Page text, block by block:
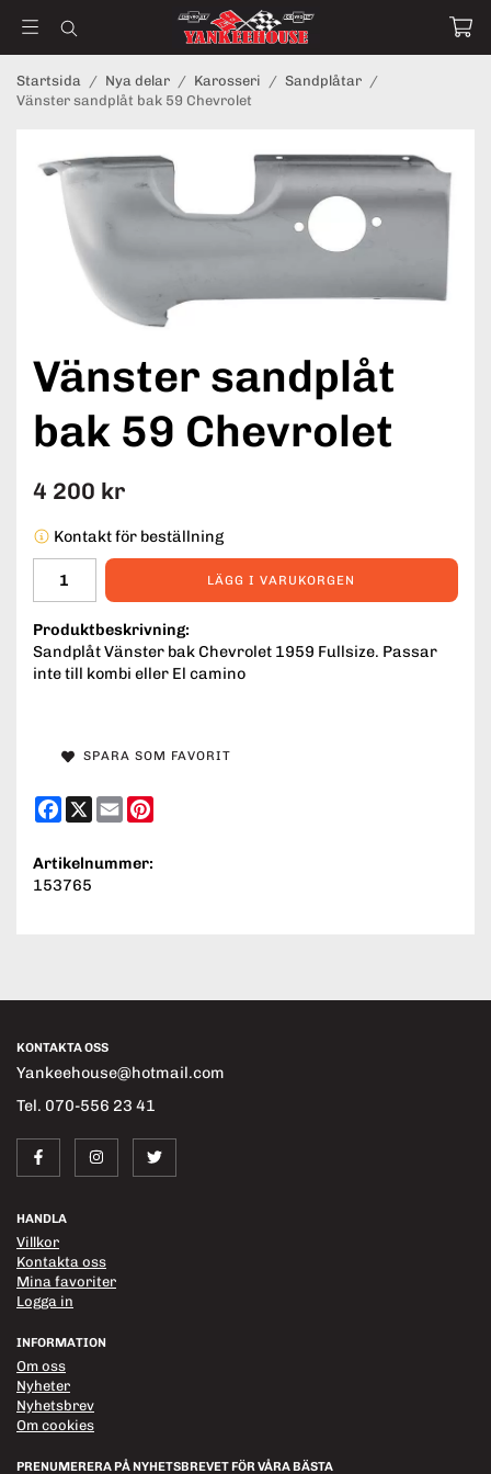
Startsida / Nya delar / Karosseri / Sandplåtar /
Vänster sandplåt bak 59 Chevrolet
Vänster sandplåt
bak 59 Chevrolet
4 200 kr
Kontakt för beställning
LÄGG I VARUKORGEN
Produktbeskrivning:
Sandplåt Vänster bak Chevrolet 1959 Fullsize. Passar
inte till kombi eller El camino
SPARA SOM FAVORIT
Facebook
X Email
Artikelnummer:
153765
KONTAKTA OSS
Yankeehouse@hotmail.com
Tel. 070-556 23 41
HANDLA
Villkor
Kontakta oss
Mina favoriter
Logga in
INFORMATION
Om oss
Nyheter
Nyhetsbrev
Om cookies
PRENUMERERA PÅ NYHETSBREVET FÖR VÅRA BÄSTA